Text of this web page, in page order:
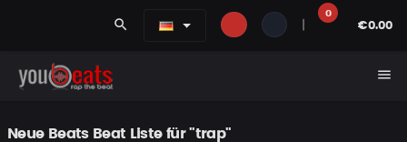
search
0
€0.00
menu
Neue Beats Beat Liste für "trap"